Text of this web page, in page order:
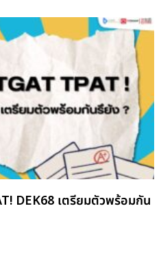
DEK68 เตรียมตัวพร้อมกัน